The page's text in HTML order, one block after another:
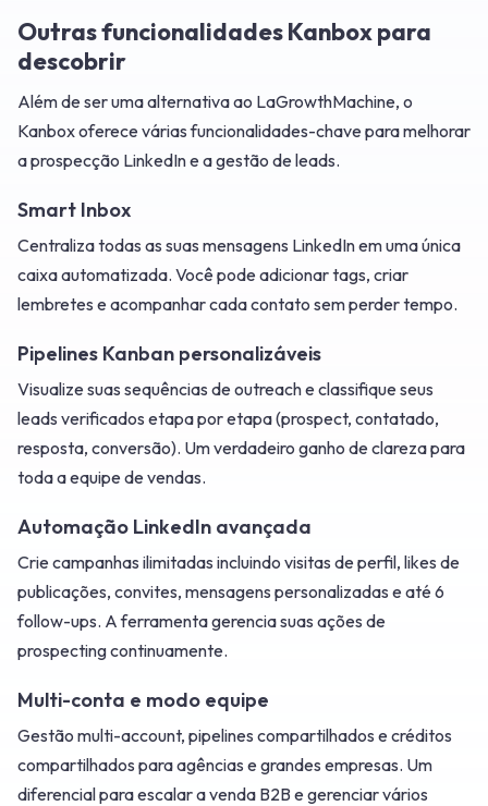
Outras funcionalidades Kanbox para
descobrir
Além de ser uma alternativa ao LaGrowthMachine, o
Kanbox oferece várias funcionalidades-chave para melhorar
a prospecção LinkedIn e a gestão de leads.
Smart Inbox
Centraliza todas as suas mensagens LinkedIn em uma única
caixa automatizada. Você pode adicionar tags, criar
lembretes e acompanhar cada contato sem perder tempo.
Pipelines Kanban personalizáveis
Visualize suas sequências de outreach e classifique seus
leads verificados etapa por etapa (prospect, contatado,
resposta, conversão). Um verdadeiro ganho de clareza para
toda a equipe de vendas.
Automação LinkedIn avançada
Crie campanhas ilimitadas incluindo visitas de perfil, likes de
publicações, convites, mensagens personalizadas e até 6
follow-ups. A ferramenta gerencia suas ações de
prospecting continuamente.
Multi-conta e modo equipe
Gestão multi-account, pipelines compartilhados e créditos
compartilhados para agências e grandes empresas. Um
diferencial para escalar a venda B2B e gerenciar vários